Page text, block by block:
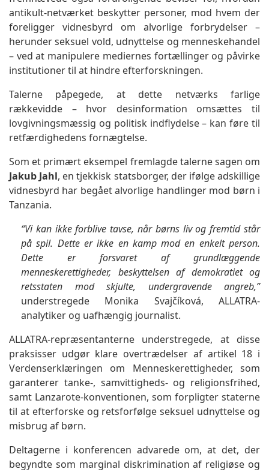
antikult-netværket beskytter personer, mod hvem der
foreligger vidnesbyrd om alvorlige forbrydelser –
herunder seksuel vold, udnyttelse og menneskehandel
– ved at manipulere mediernes fortællinger og påvirke
institutioner til at hindre efterforskningen.
Talerne påpegede, at dette netværks farlige
rækkevidde – hvor desinformation omsættes til
lovgivningsmæssig og politisk indflydelse – kan føre til
retfærdighedens fornægtelse.
Som et primært eksempel fremlagde talerne sagen om
Jakub Jahl, en tjekkisk statsborger, der ifølge adskillige
vidnesbyrd har begået alvorlige handlinger mod børn i
Tanzania.
“Vi kan ikke forblive tavse, når børns liv og fremtid står
på spil. Dette er ikke en kamp mod en enkelt person.
Dette er forsvaret af grundlæggende
menneskerettigheder, beskyttelsen af demokratiet og
retsstaten mod skjulte, undergravende angreb,”
understregede Monika Svajčíková, ALLATRA-
analytiker og uafhængig journalist.
ALLATRA-repræsentanterne understregede, at disse
praksisser udgør klare overtrædelser af artikel 18 i
Verdenserklæringen om Menneskerettigheder, som
garanterer tanke-, samvittigheds- og religionsfrihed,
samt Lanzarote-konventionen, som forpligter staterne
til at efterforske og retsforfølge seksuel udnyttelse og
misbrug af børn.
Deltagerne i konferencen advarede om, at det, der
begyndte som marginal diskrimination af religiøse og